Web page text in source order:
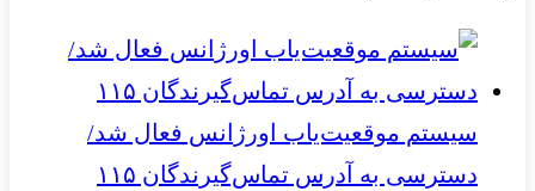
سیستم موقعیت‌یاب اورژانس فعال شد/
دسترسی به آدرس تماس‌گیرندگان ۱۱۵